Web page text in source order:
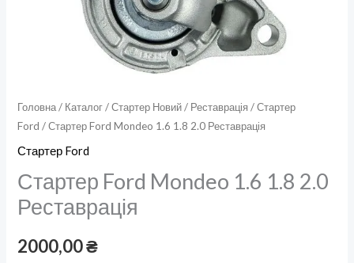
Головна/ Каталог/Стартер Новий / Реставрація /Стартер
Ford / Стартер Ford Mondeo 1.6 1.8 2.0 Реставрація
Стартер Ford
Стартер Ford Mondeo 1.6 1.8 2.0
Реставрація
2000,00₴